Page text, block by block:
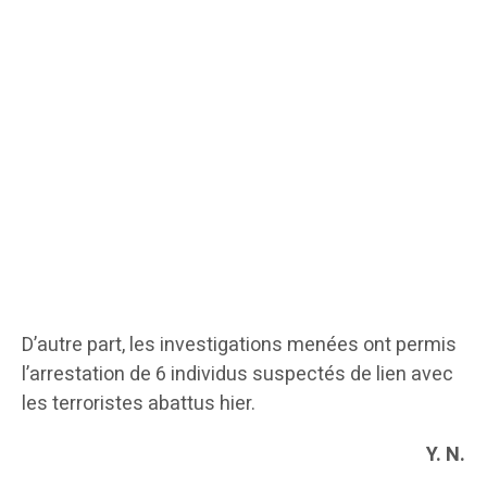
D’autre part, les investigations menées ont permis
l’arrestation de 6 individus suspectés de lien avec
les terroristes abattus hier.
Y. N.